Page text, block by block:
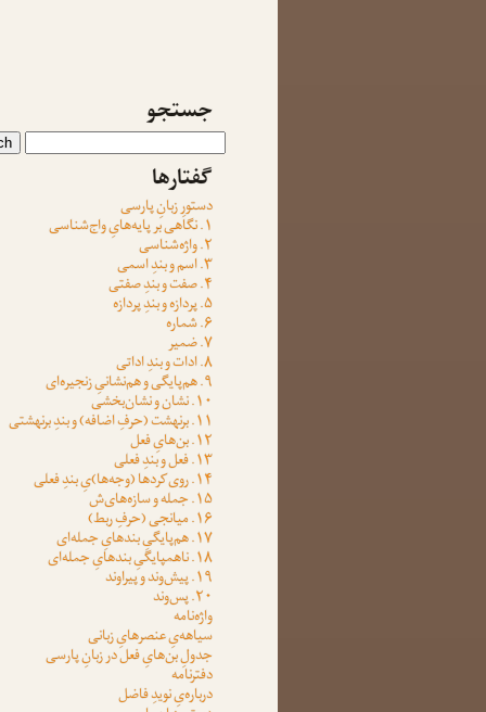
جستجو
گفتارها
دستورِ زبانِ پارسی
۱. نگاهی بر پایه‌هایِ واج‌شناسی
۲. واژه‌شناسی
۳. اسم و بندِ اسمی
۴. صفت و بندِ صفتی
۵. پردازه و بندِ پردازه
۶. شماره
۷. ضمیر
۸. ادات و بندِ اداتی
۹. هم‌پایگی و هم‌نشانیِ زنجیره‌ای
۱۰. نشان و نشان‌بخشی
۱۱. برنهشت (حرفِ اضافه) و بندِ برنهشتی
۱۲. بن‌هایِ فعل
۱۳. فعل و بندِ فعلی
۱۴. روی‌کردها (وجه‌ها)یِ بندِ فعلی
۱۵. جمله و سازه‌های‌ش
۱۶. میانجی (حرفِ ربط)
۱۷. هم‌پایگیِ بندهایِ جمله‌ای
۱۸. ناهمپایگیِ بندهایِ جمله‌ای
۱۹. پیش‌وند و پیراوند
۲۰. پس‌وند
واژه‌نامه
سیاهه‌یِ عنصرهایِ زبانی
جدولِ بن‌هایِ فعل در زبانِ پارسی
دفترنامه
درباره‌یِ نویدِ فاضل